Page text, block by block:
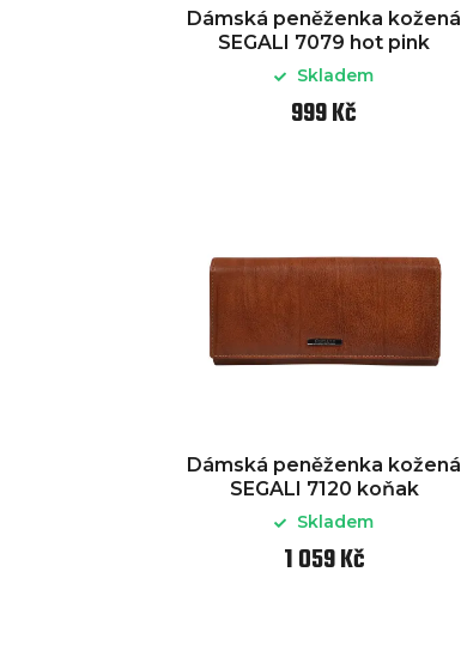
Dámská peněženka kožená
SEGALI 7079 hot pink
Skladem
999 Kč
Dámská peněženka kožená
SEGALI 7120 koňak
Skladem
1 059 Kč